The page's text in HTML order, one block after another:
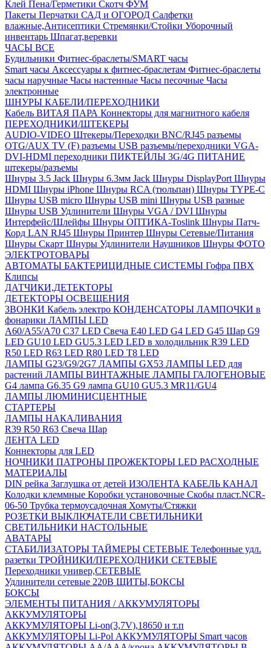
Клей Пена/Герметики Скотч ФУМ
Пакеты Перчатки САД и ОГОРОД Салфетки
влажные,Антисептики Стремянки/Стойки Уборочный
инвентарь Шпагат,веревки
ЧАСЫ ВСЕ
Будильники Фитнес-браслеты/SMART часы
Smart часы Аксессуары к фитнес-браслетам Фитнес-браслеты
часы наручные Часы настенные Часы песочные Часы
электронные
ШНУРЫ КАБЕЛИ/ПЕРЕХОДНИКИ
Кабель ВИТАЯ ПАРА Коннекторы для магнитного кабеля
ПЕРЕХОДНИКИ/ШТЕКЕРЫ
AUDIO-VIDEO Штекеры/Переходки BNC/RJ45 разъемы
OTG/AUX TV (F) разъемы USB разъемы/переходники VGA-
DVI-HDMI переходники ПИКТЕЙЛЫ 3G/4G ПИТАНИЕ
штекеры/разъемы
Шнуры 3.5 Jack Шнуры 6.3мм Jack Шнуры DisplayPort Шнуры
HDMI Шнуры iPhone Шнуры RCA (тюльпан) Шнуры TYPE-C
Шнуры USB micro Шнуры USB mini Шнуры USB разные
Шнуры USB Удлинители Шнуры VGA / DVI Шнуры
Интерфейс/Шлейфы Шнуры ОПТИКА-Toslink Шнуры Патч-
Корд LAN RJ45 Шнуры Принтер Шнуры Сетевые/Питания
Шнуры Скарт Шнуры Удлинители Наушников Шнуры ФОТО
ЭЛЕКТРОТОВАРЫ
АВТОМАТЫ БАКТЕРИЦИДНЫЕ СИСТЕМЫ Гофра ПВХ
Клипсы
ДАТЧИКИ,ДЕТЕКТОРЫ
ДЕТЕКТОРЫ ОСВЕЩЕНИЯ
ЗВОНКИ Кабель электро КОНДЕНСАТОРЫ ЛАМПОЧКИ в
фонарики ЛАМПЫ LED
A60/A55/A70 C37 LED Свеча E40 LED G4 LED G45 Шар G9
LED GU10 LED GU5.3 LED LED в холодильник R39 LED
R50 LED R63 LED R80 LED T8 LED
ЛАМПЫ G23/G9/2G7 ЛАМПЫ GX53 ЛАМПЫ LED для
растений ЛАМПЫ ВИНТАЖНЫЕ ЛАМПЫ ГАЛОГЕНОВЫЕ
G4 лампа G6.35 G9 лампа GU10 GU5.3 MR11/GU4
ЛАМПЫ ЛЮМИНИСЦЕНТНЫЕ
СТАРТЕРЫ
ЛАМПЫ НАКАЛИВАНИЯ
R39 R50 R63 Свеча Шар
ЛЕНТА LED
Коннекторы для LED
НОЧНИКИ ПАТРОНЫ ПРОЖЕКТОРЫ LED РАСХОДНЫЕ
МАТЕРИАЛЫ
DIN рейка Заглушка от детей ИЗОЛЕНТА КАБЕЛЬ КАНАЛ
Колодки клеммные Коробки установочные Скобы пласт.NCR-
06-50 Трубка термоусадочная Хомуты/Стяжки
РОЗЕТКИ ВЫКЛЮЧАТЕЛИ СВЕТИЛЬНИКИ
СВЕТИЛЬНИКИ НАСТОЛЬНЫЕ
АВАТАРЫ
СТАБИЛИЗАТОРЫ ТАЙМЕРЫ СЕТЕВЫЕ Телефонные удл.
разетки ТРОЙНИКИ/ПЕРЕХОДНИКИ СЕТЕВЫЕ
Переходники универ,СЕТЕВЫЕ
Удлинители сетевые 220В ЩИТЫ,БОКСЫ
БОКСЫ
ЭЛЕМЕНТЫ ПИТАНИЯ / АККУМУЛЯТОРЫ
АККУМУЛЯТОРЫ
АККУМУЛЯТОРЫ Li-on(3,7V),18650 и т.п
АККУМУЛЯТОРЫ Li-Pol АККУМУЛЯТОРЫ Smart часов